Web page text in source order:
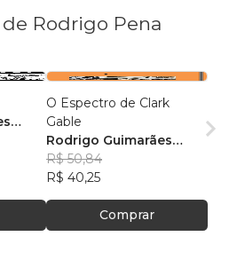
Rodrigo Pena
O Espectro de Clark
Gable
Rodrigo Guimarães
Pena
R$ 50,84
R$ 40,25
Comprar